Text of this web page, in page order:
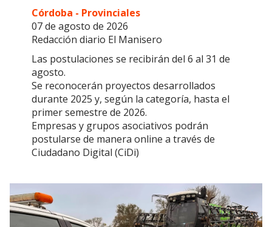
Redacción diario El Manisero
Córdoba - Provinciales
07 de agosto de 2026
Las postulaciones se recibirán del 6 al 31 de
agosto.
Se reconocerán proyectos desarrollados
durante 2025 y, según la categoría, hasta el
primer semestre de 2026.
Empresas y grupos asociativos podrán
postularse de manera online a través de
Ciudadano Digital (CiDi)